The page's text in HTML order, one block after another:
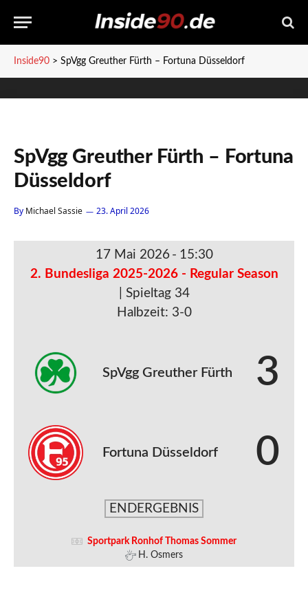
Inside90 > SpVgg Greuther Fürth – Fortuna Düsseldorf
SpVgg Greuther Fürth – Fortuna
Düsseldorf
By Michael Sassie 23. April 2026
17 Mai 2026 - 15:30
2. Bundesliga 2025-2026 - Regular Season
| Spieltag 34
Halbzeit: 3-0
SpVgg Greuther Fürth 3
Fortuna Düsseldorf 0
ENDERGEBNIS
Sportpark Ronhof Thomas Sommer
H. Osmers